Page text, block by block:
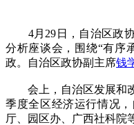
4月29日，自治区政协
分析座谈会，围绕“有序
政。自治区政协副主席钱
会上，自治区发展和改
季度全区经济运行情况
厅、园区办、广西社科院